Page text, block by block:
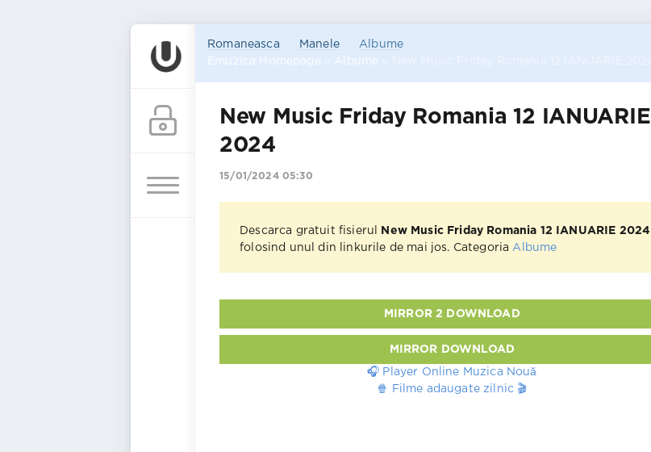
Romaneasca Manele
Albume
Emuzica Homepage
Albume
New Music Friday Romania 12 IANUARIE
2024
15/01/2024 05:30
Descarca gratuit fisierul
New Music Friday Romania 12 IANUARIE 2024
folosind unul din linkurile de mai jos. Categoria Albume
MIRROR 2 DOWNLOAD
MIRROR DOWNLOAD
🎧 Player Online Muzica Nouă
🍿 Filme adaugate zilnic 🎬